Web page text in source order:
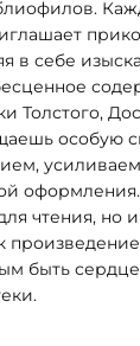
в себе
Толстого,
особую
чтения, но
быть